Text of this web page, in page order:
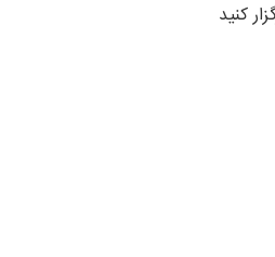
کنید